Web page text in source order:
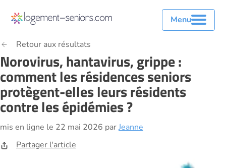
Menu
Retour aux résultats
Norovirus, hantavirus, grippe :
comment les résidences seniors
protègent-elles leurs résidents
contre les épidémies ?
mis en ligne le 22 mai 2026 parJeanne
Partager l'article